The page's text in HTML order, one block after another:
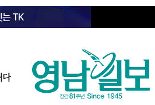
는 TK
다